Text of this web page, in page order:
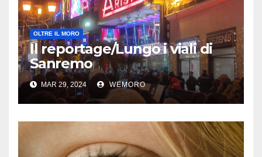
OLTRE IL MORO
Il reportage/Lungo i viali di
Sanremo
MAR 29, 2024 WEMORO